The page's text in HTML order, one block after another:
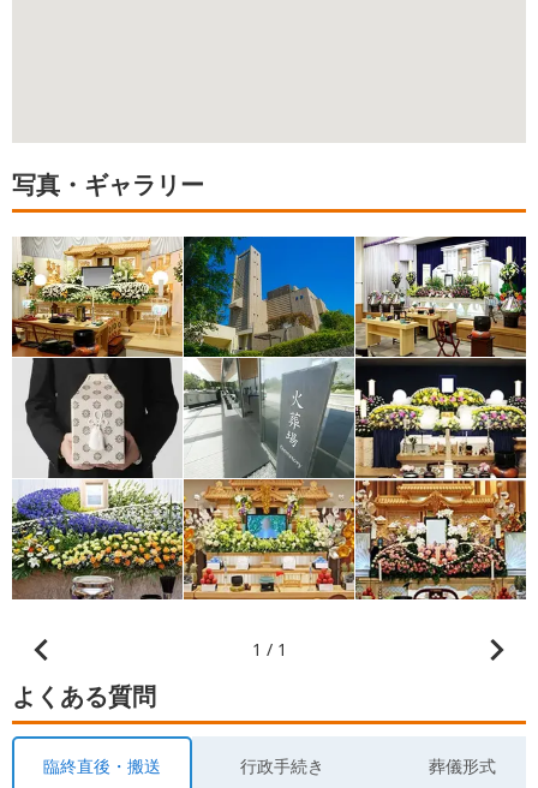
写真・ギャラリー
1 / 1
よくある質問
臨終直後・搬送 行政手続き 葬儀形式